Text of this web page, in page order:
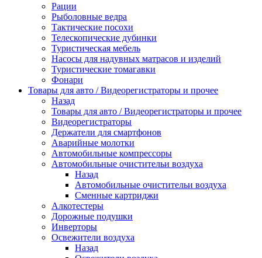
Рации
Рыболовные ведра
Тактические посохи
Телескопические дубинки
Туристическая мебель
Насосы для надувных матрасов и изделий
Туристические томагавки
Фонари
Товары для авто / Видеорегистраторы и прочее
Назад
Товары для авто / Видеорегистраторы и прочее
Видеорегистраторы
Держатели для смартфонов
Аварийные молотки
Автомобильные компрессоры
Автомобильные очистительи воздуха
Назад
Автомобильные очистительи воздуха
Сменные картриджи
Алкотестеры
Дорожные подушки
Инверторы
Освежители воздуха
Назад